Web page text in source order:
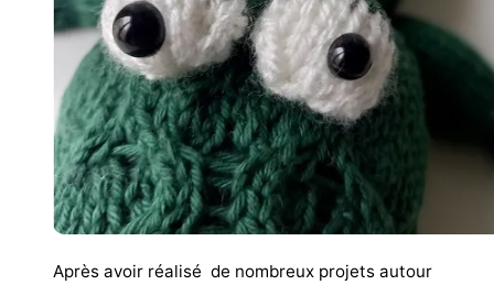
Après avoir réalisé de nombreux projets autour